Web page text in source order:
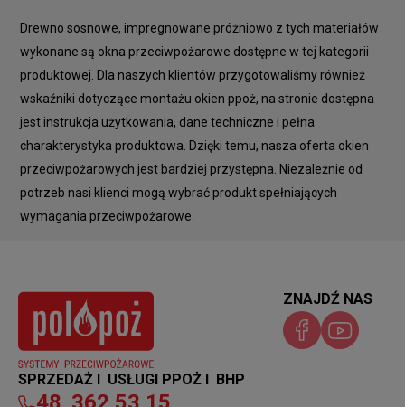
Drewno sosnowe, impregnowane próżniowo z tych materiałów
wykonane są okna przeciwpożarowe dostępne w tej kategorii
produktowej. Dla naszych klientów przygotowaliśmy również
wskaźniki dotyczące montażu okien ppoż, na stronie dostępna
jest instrukcja użytkowania, dane techniczne i pełna
charakterystyka produktowa. Dzięki temu, nasza oferta okien
przeciwpożarowych jest bardziej przystępna. Niezależnie od
potrzeb nasi klienci mogą wybrać produkt spełniających
wymagania przeciwpożarowe.
SPRZEDAŻ I USŁUGI PPOŻ I BHP
ZNAJDŹ NAS